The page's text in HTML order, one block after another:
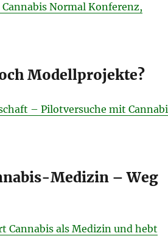
Cannabis Normal Konferenz,
Modellprojekte?
– Pilotversuche mit
Medizin – Weg
Cannabis als Medizin und hebt